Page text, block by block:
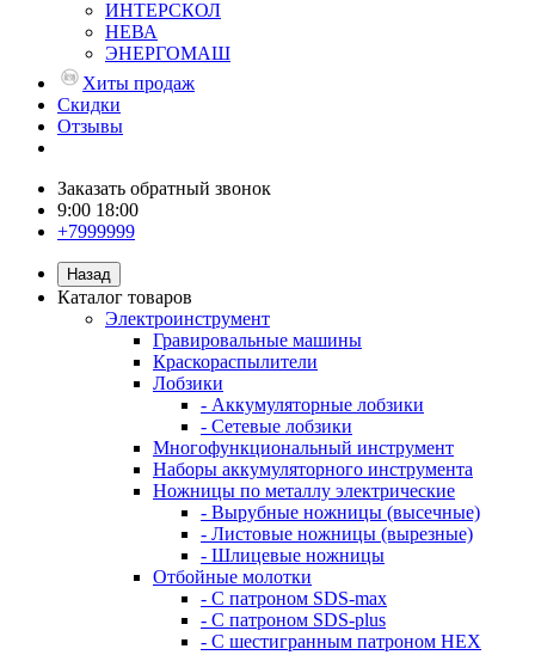
ИНТЕРСКОЛ
НЕВА
ЭНЕРГОМАШ
Хиты продаж
Скидки
Отзывы
Заказать обратный звонок
9:00 18:00
+7999999
Назад
Каталог товаров
Электроинструмент
Гравировальные машины
Краскораспылители
Лобзики
- Аккумуляторные лобзики
- Сетевые лобзики
Многофункциональный инструмент
Наборы аккумуляторного инструмента
Ножницы по металлу электрические
- Вырубные ножницы (высечные)
- Листовые ножницы (вырезные)
- Шлицевые ножницы
Отбойные молотки
- С патроном SDS-max
- С патроном SDS-plus
- С шестигранным патроном HEX